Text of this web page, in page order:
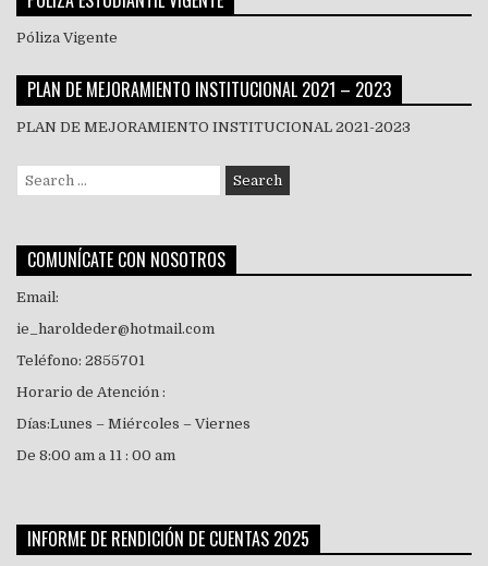
Póliza Vigente
PLAN DE MEJORAMIENTO INSTITUCIONAL 2021 – 2023
PLAN DE MEJORAMIENTO INSTITUCIONAL 2021-2023
Search
for:
COMUNÍCATE CON NOSOTROS
Email:
ie_haroldeder@hotmail.com
Teléfono: 2855701
Horario de Atención :
Días:Lunes – Miércoles – Viernes
De 8:00 am a 11 : 00 am
INFORME DE RENDICIÓN DE CUENTAS 2025